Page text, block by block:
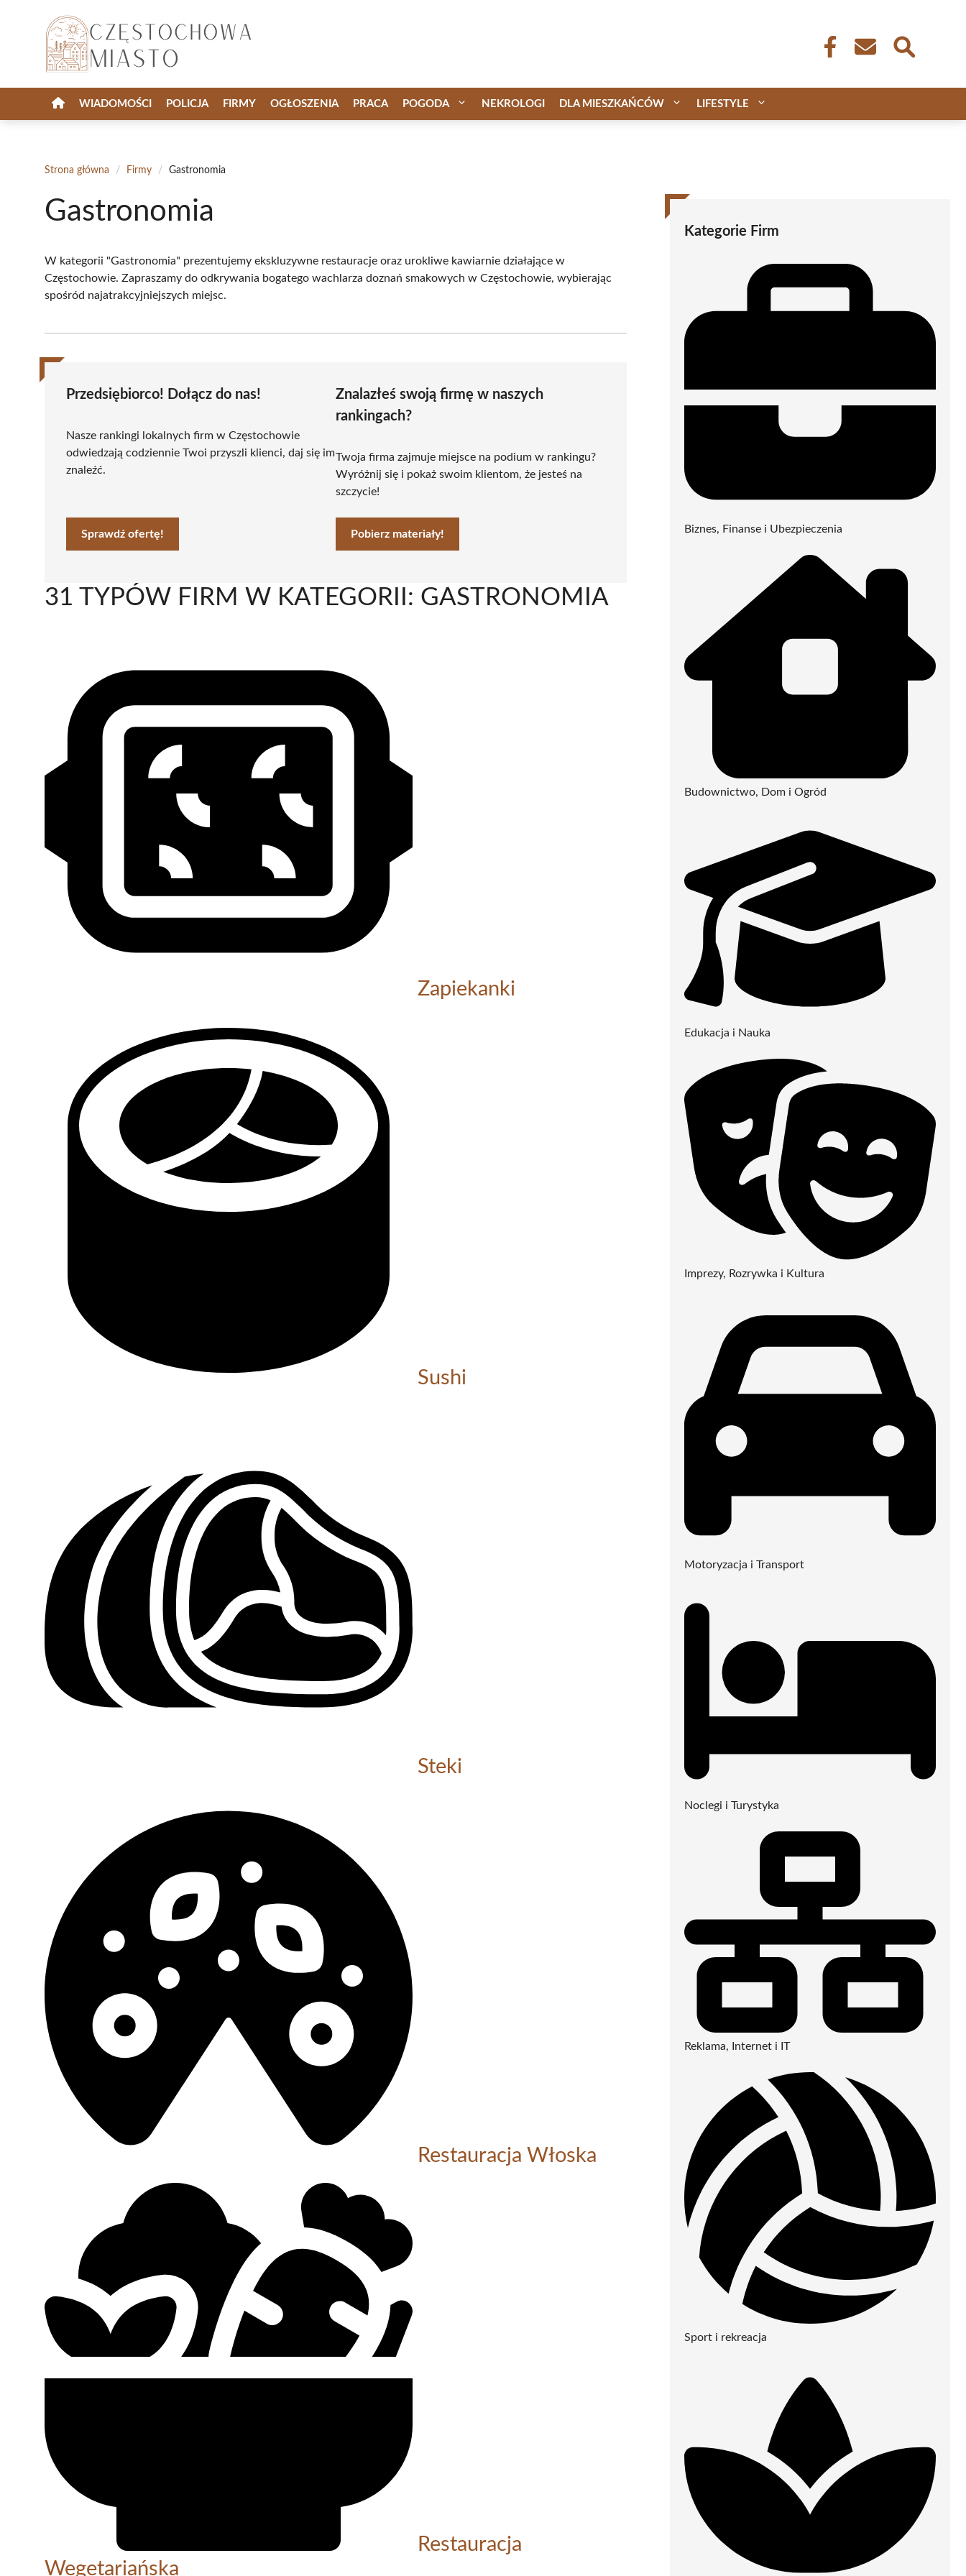
WIADOMOŚCI POLICJA FIRMY OGŁOSZENIA PRACA POGODA NEKROLOGI DLA MIESZKAŃCÓW LIFESTYLE
Strona główna / Firmy / Gastronomia
Gastronomia
W kategorii "Gastronomia" prezentujemy ekskluzywne restauracje oraz urokliwe kawiarnie działające w
Częstochowie. Zapraszamy do odkrywania bogatego wachlarza doznań smakowych w Częstochowie, wybierając
spośród najatrakcyjniejszych miejsc.
Przedsiębiorco! Dołącz do nas!
Nasze rankingi lokalnych firm w Częstochowie
odwiedzają codziennie Twoi przyszli klienci, daj się im
znaleźć.
Sprawdź ofertę!
Znalazłeś swoją firmę w naszych
rankingach?
Twoja firma zajmuje miejsce na podium w rankingu?
Wyróżnij się i pokaż swoim klientom, że jesteś na
szczycie!
Pobierz materiały!
31 TYPÓW FIRM W KATEGORII: GASTRONOMIA
Zapiekanki
Sushi
Steki
Restauracja Włoska
Restauracja
Wegetariańska
Kategorie Firm
Biznes, Finanse i Ubezpieczenia
Budownictwo, Dom i Ogród
Edukacja i Nauka
Imprezy, Rozrywka i Kultura
Motoryzacja i Transport
Noclegi i Turystyka
Reklama, Internet i IT
Sport i rekreacja